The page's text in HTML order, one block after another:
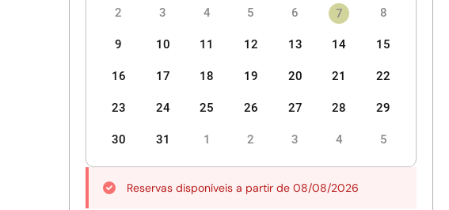
2 3 4 5 6 7 8
9 10 11 12 13 14 15
16 17 18 19 20 21 22
23 24 25 26 27 28 29
30 31 1 2 3 4 5
Reservas disponíveis a partir de 08/08/2026